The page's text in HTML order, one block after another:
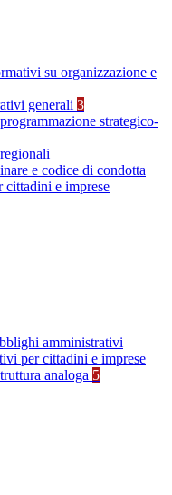
su organizzazione e
generali 3
strategico-
e codice di condotta
e imprese
amministrativi
per cittadini e imprese
analoga 5